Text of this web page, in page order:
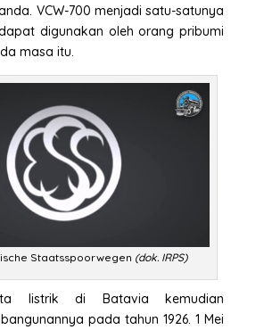
VCW-700 menjadi satu-satunya
digunakan oleh orang pribumi
masa itu.
Staatsspoorwegen (dok. IRPS)
listrik di Batavia kemudian
pada tahun 1926. 1 Mei